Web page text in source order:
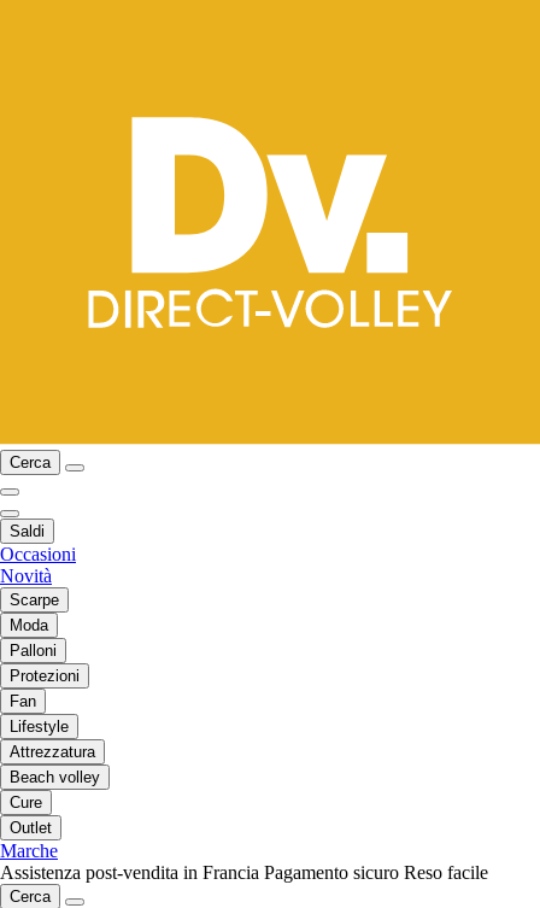
Cerca
Saldi
Occasioni
Novità
Scarpe
Moda
Palloni
Protezioni
Fan
Lifestyle
Attrezzatura
Beach volley
Cure
Outlet
Marche
Assistenza post-vendita in Francia Pagamento sicuro Reso facile
Cerca